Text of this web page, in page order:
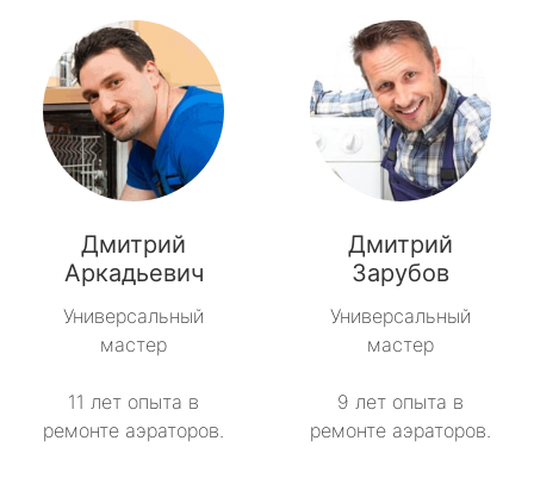
Дмитрий
Аркадьевич
Универсальный
мастер
11 лет опыта в
ремонте аэраторов.
Дмитрий
Зарубов
Универсальный
мастер
9 лет опыта в
ремонте аэраторов.